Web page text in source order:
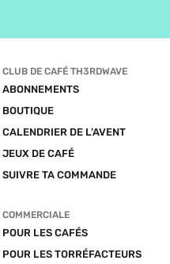
CLUB DE CAFÉ TH3RDWAVE
ABONNEMENTS
BOUTIQUE
CALENDRIER DE L’AVENT
JEUX DE CAFÉ
SUIVRE TA COMMANDE
COMMERCIALE
POUR LES CAFÉS
POUR LES TORRÉFACTEURS